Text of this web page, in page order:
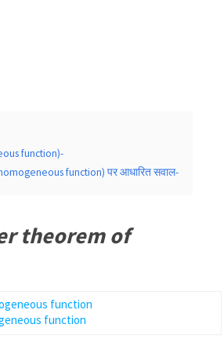
function)-
function) पर आधारित सवाल-
theorem of
function